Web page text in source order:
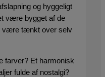
og hyggeligt
være bygget af de
være tænkt over selv
farver? Et harmonisk
fulde af nostalgi?